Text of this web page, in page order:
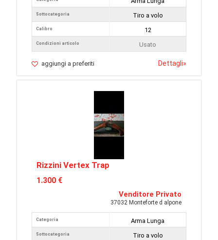
Sottocategoria
Calibro
Condizioni articolo
Tiro a volo
12
Usato
aggiungi a preferiti Dettagli»
Rizzini Vertex Trap
1.300 €
Venditore Privato
37032 Monteforte d alpone
Categoria
Sottocategoria
Arma Lunga
Tiro a volo